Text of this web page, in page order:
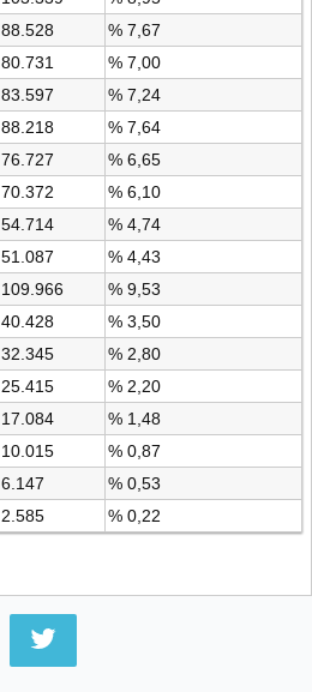
88.528
% 7,67
80.731
% 7,00
83.597
% 7,24
88.218
% 7,64
76.727
% 6,65
70.372
% 6,10
54.714
% 4,74
51.087
% 4,43
109.966
% 9,53
40.428
% 3,50
32.345
% 2,80
25.415
% 2,20
17.084
% 1,48
10.015
% 0,87
6.147
% 0,53
2.585 % 0,22